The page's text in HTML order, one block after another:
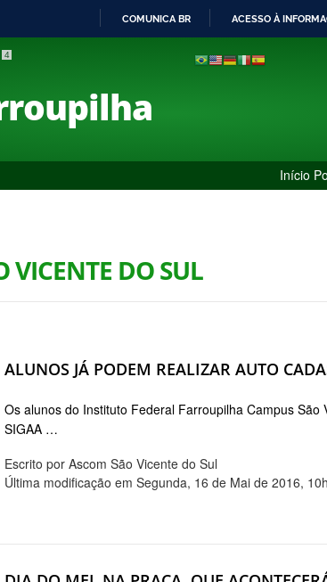
PARA
COMUNICA BR ACESSO À
4
Início
VICENTE DO SUL
ALUNOS JÁ PODEM REALIZAR AUTO
Os alunos do Instituto Federal Farroupilha Campus
SIGAA …
Escrito por Ascom São Vicente do Sul
Última modificação em Segunda, 16 de Mai de 2016,